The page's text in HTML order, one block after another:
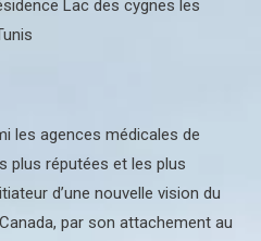
Lac des cygnes les
les agences médicales de
plus réputées et les plus
d’une nouvelle vision du
par son attachement au